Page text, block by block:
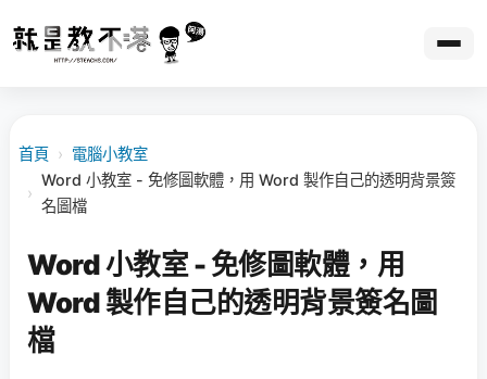
首頁 › 電腦小教室
›
Word 小教室 - 免修圖軟體，用 Word 製作自己的透明背景簽
名圖檔
Word 小教室 - 免修圖軟體，用
Word 製作自己的透明背景簽名圖
檔